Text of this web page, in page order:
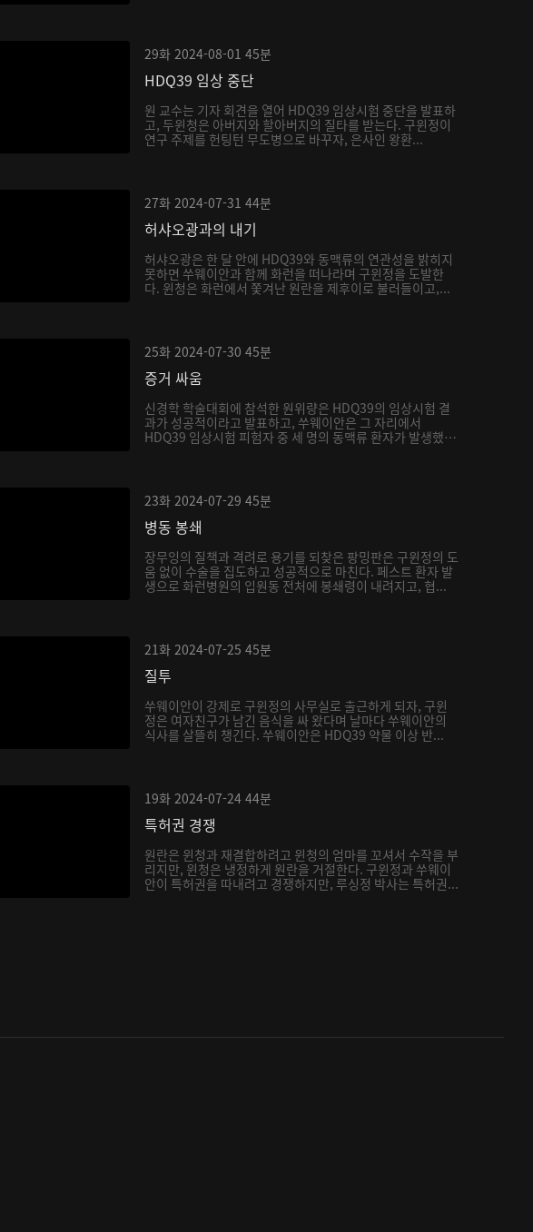
29화 2024-08-01 45분
HDQ39 임상 중단
원 교수는 기자 회견을 열어 HDQ39 임상시험 중단을 발표하
고, 두윈청은 아버지와 할아버지의 질타를 받는다. 구윈정이
연구 주제를 헌팅턴 무도병으로 바꾸자, 은사인 왕환...
27화 2024-07-31 44분
허샤오광과의 내기
허샤오광은 한 달 안에 HDQ39와 동맥류의 연관성을 밝히지
못하면 쑤웨이안과 함께 화런을 떠나라며 구윈정을 도발한
다. 윈청은 화런에서 쫓겨난 원란을 제후이로 불러들이고,...
25화 2024-07-30 45분
증거 싸움
신경학 학술대회에 참석한 원위량은 HDQ39의 임상시험 결
과가 성공적이라고 발표하고, 쑤웨이안은 그 자리에서
HDQ39 임상시험 피험자 중 세 명의 동맥류 환자가 발생했
23화 2024-07-29 45분
병동 봉쇄
장무잉의 질책과 격려로 용기를 되찾은 팡밍판은 구윈정의 도
움 없이 수술을 집도하고 성공적으로 마친다. 페스트 환자 발
생으로 화런병원의 입원동 전처에 봉쇄령이 내려지고, 협...
21화 2024-07-25 45분
질투
쑤웨이안이 강제로 구윈정의 사무실로 출근하게 되자, 구윈
정은 여자친구가 남긴 음식을 싸 왔다며 날마다 쑤웨이안의
식사를 살뜰히 챙긴다. 쑤웨이안은 HDQ39 약물 이상 반...
19화 2024-07-24 44분
특허권 경쟁
원란은 윈청과 재결합하려고 윈청의 엄마를 꼬셔서 수작을 부
리지만, 윈청은 냉정하게 원란을 거절한다. 구윈정과 쑤웨이
안이 특허권을 따내려고 경쟁하지만, 루싱정 박사는 특허권...